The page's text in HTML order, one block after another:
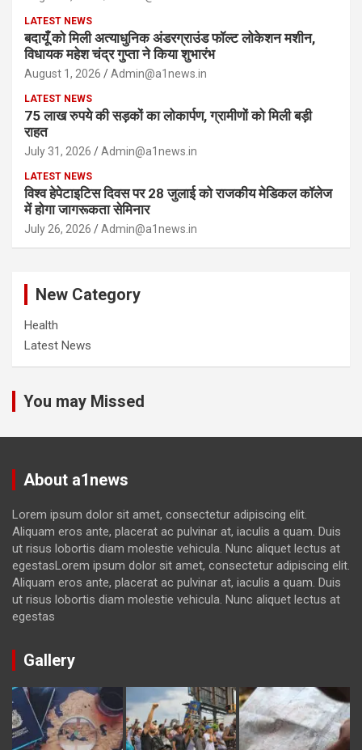
LATEST NEWS
बदायूँ को मिली अत्याधुनिक अंडरग्राउंड फॉल्ट लोकेशन मशीन,
विधायक महेश चंद्र गुप्ता ने किया शुभारंभ
August 1, 2026 Admin@a1news.in
LATEST NEWS
75 लाख रुपये की सड़कों का लोकार्पण, ग्रामीणों को मिली बड़ी
राहत
July 31, 2026 Admin@a1news.in
LATEST NEWS
विश्व हेपेटाइटिस दिवस पर 28 जुलाई को राजकीय मेडिकल कॉलेज
में होगा जागरूकता सेमिनार
July 26, 2026 Admin@a1news.in
New Category
Health
Latest News
You may Missed
About a1news
Lorem ipsum dolor sit amet, consectetur adipiscing elit.
Aliquam eros ante, placerat ac pulvinar at, iaculis a quam. Duis
ut risus lobortis diam molestie vehicula. Nunc aliquet lectus at
egestasLorem ipsum dolor sit amet, consectetur adipiscing elit.
Aliquam eros ante, placerat ac pulvinar at, iaculis a quam. Duis
ut risus lobortis diam molestie vehicula. Nunc aliquet lectus at
egestas
Gallery